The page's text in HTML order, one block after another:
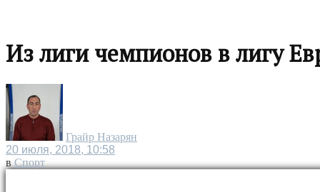
Из лиги чемпионов в лигу
Грайр Назарян
20 июля, 2018, 10:58
в Спорт